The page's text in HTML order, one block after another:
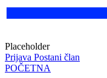
Placeholder
Prijava Postani član
POČETNA